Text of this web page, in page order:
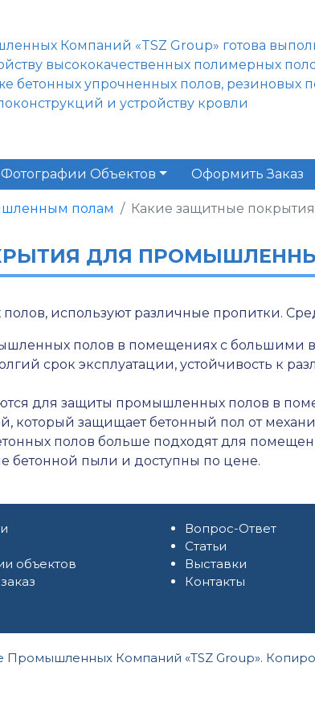
Компаний «TSZ Group» готова
высококачественных полимерных
бетонных упрочненных полов, резиновых
и устройству кровли
Фотографии Объектов Оформить Заказ
полам Какие защитные
ДЛЯ
используют различные пропитки.
полов в помещениях с большими
срок эксплуатации, устойчивость к
для защиты промышленных полов в
который защищает бетонный пол от
полов больше подходят для
бетонной пыли и доступны по цене.
объектов
Вопрос-Ответ
Статьи
Выставки
Контакты
Компаний «TSZ Group».